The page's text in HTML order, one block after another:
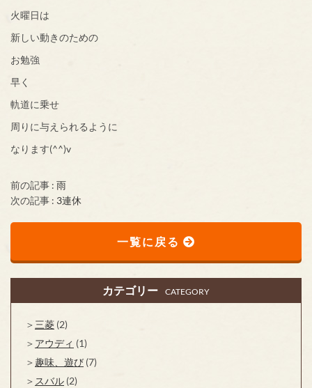
火曜日は
新しい動きのための
お勉強
早く
軌道に乗せ
周りに与えられるように
なります(^^)v
前の記事 : 雨
次の記事 : 3連休
一覧に戻る
カテゴリー CATEGORY
三菱 (2)
アウディ (1)
趣味、遊び (7)
スバル (2)